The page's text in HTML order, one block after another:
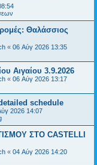
Θαλάσσιος
« 06 Αύγ 2026 13:35
Αιγαίου 3.9.2026
« 06 Αύγ 2026 13:17
schedule
2026 14:07
ΣΤΟ CASTELLI
« 04 Αύγ 2026 14:20